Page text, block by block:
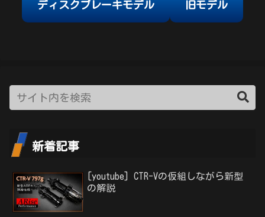
ディスクブレーキモデル 旧モデル
新着記事
[youtube] CTR-Vの仮組しながら新型
の解説